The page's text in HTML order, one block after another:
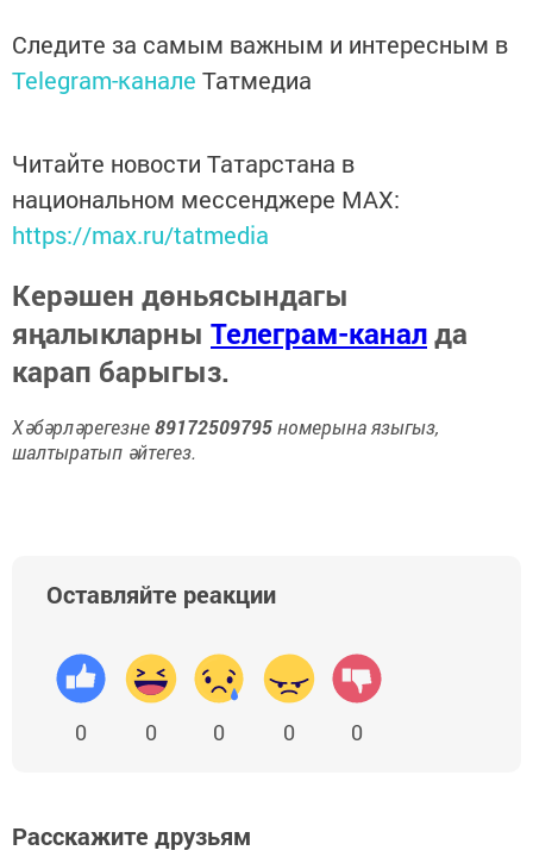
Следите за самым важным и интересным в
Telegram-канале Татмедиа
Читайте новости Татарстана в
национальном мессенджере MАХ:
https://max.ru/tatmedia
Керәшен дөньясындагы
яңалыкларны Телеграм-каналда
карап барыгыз.
Хәбәрләрегезне89172509795номерына языгыз,
шалтыратып әйтегез.
Оставляйте реакции
0 0 0 0 0
Расскажите друзьям